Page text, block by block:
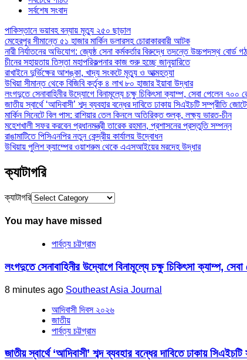
সর্বশেষ সংবাদ
পাকিস্তানে ভয়াবহ বন্যায় মৃত্যু ২৫০ ছাড়াল
মেহেরপুর সীমান্তে ৫১ হাজার মার্কিন ডলারসহ চোরাকারবারী আটক
নারী নির্যাতনের অভিযোগ: জ্যেষ্ঠ সেনা কর্মকর্তার বিরুদ্ধে তদন্তে উচ্চপদস্থ বোর্ড
চীনের সহায়তায় তিস্তা মহাপরিকল্পনার কাজ শুরু হচ্ছে জানুয়ারিতে
রাখাইনে দুর্ভিক্ষের আশঙ্কা, খাদ্য সংকটে মৃত্যু ও আত্মহত্যা
উখিয়া সীমান্ত থেকে বিজিবি কর্তৃক ৪ লাখ ৮০ হাজার ইয়াবা উদ্ধার
লংগদুতে সেনাবাহিনীর উদ্যোগে বিনামূল্যে চক্ষু চিকিৎসা ক্যাম্প, সেবা পেলেন ৭০০
জাতীয় স্বার্থে ‘আদিবাসী’ শব্দ ব্যবহার বন্ধের দাবিতে ঢাকায় সিএইচটি সম্প্রীতি
মার্কিন সিনেটে বিল পাস: রাশিয়ার তেল কিনলে অতিরিক্ত শুল্ক, লক্ষ্য ভারত-চীন
মহেশখালী সফর করবেন প্রধানমন্ত্রী তারেক রহমান, প্রশাসনের প্রস্তুতি সম্পন্ন
রাঙামাটিতে পিসিএনপির নতুন কেন্দ্রীয় কার্যালয় উদ্বোধন
উখিয়ায় পুলিশ ক্যাম্পের ওয়াশরুম থেকে এএসআইয়ের মরদেহ উদ্ধার
ক্যাটাগরি
ক্যাটাগরি
You may have missed
পার্বত্য চট্টগ্রাম
লংগদুতে সেনাবাহিনীর উদ্যোগে বিনামূল্যে চক্ষু চিকিৎসা ক্যাম্প,
8 minutes ago Southeast Asia Journal
আদিবাসী দিবস ২০২৬
জাতীয়
পার্বত্য চট্টগ্রাম
জাতীয় স্বার্থে ‘আদিবাসী’ শব্দ ব্যবহার বন্ধের দাবিতে ঢাকায়